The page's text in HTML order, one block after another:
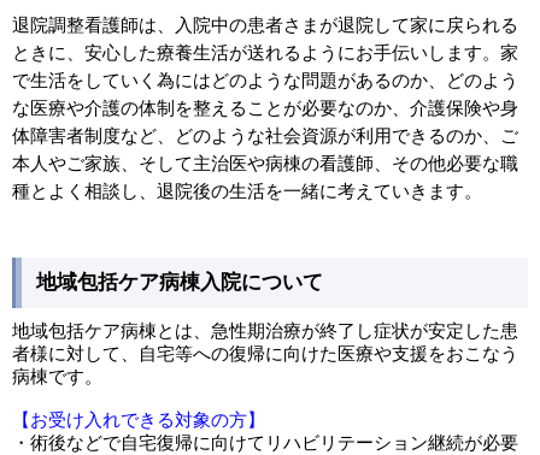
退院調整看護師は、入院中の患者さまが退院して家に戻られる
ときに、安心した療養生活が送れるようにお手伝いします。家
で生活をしていく為にはどのような問題があるのか、どのよう
な医療や介護の体制を整えることが必要なのか、介護保険や身
体障害者制度など、どのような社会資源が利用できるのか、ご
本人やご家族、そして主治医や病棟の看護師、その他必要な職
種とよく相談し、退院後の生活を一緒に考えていきます。
地域包括ケア病棟入院について
地域包括ケア病棟とは、急性期治療が終了し症状が安定した患
者様に対して、自宅等への復帰に向けた医療や支援をおこなう
病棟です。
【お受け入れできる対象の方】
・術後などで自宅復帰に向けてリハビリテーション継続が必要